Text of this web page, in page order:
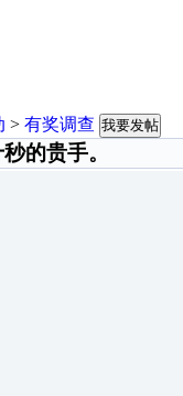
> 有奖调查 我要发帖
的贵手。